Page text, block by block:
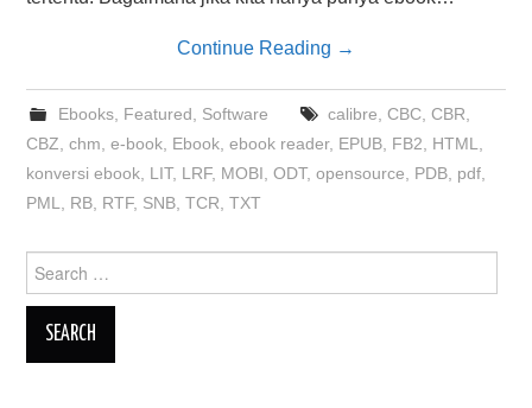
Continue Reading →
Ebooks, Featured Software calibre CBC, CBR
CBZ ,chm ,e-book Ebook ,ebook reader, EPUB FB2 HTML
konversi ebook LIT, LRF, MOBI ,ODT,opensource PDB pdf
PML
RB RTF, SNB ,TCR ,TXT
for: